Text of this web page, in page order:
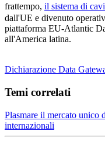
frattempo, il sistema di
dall'UE e divenuto
piattaforma EU-Atlantic
all'America latina.
Dichiarazione Data
Temi correlati
Plasmare il mercato unico
internazionali